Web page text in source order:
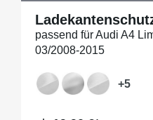
passend für Audi A4
03/2008-2015
+5